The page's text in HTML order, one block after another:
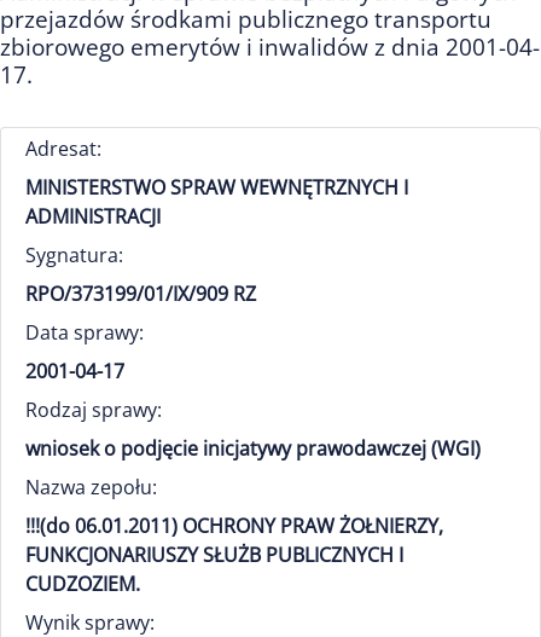
przejazdów środkami publicznego transportu
zbiorowego emerytów i inwalidów z dnia 2001-04-
17.
Adresat:
MINISTERSTWO SPRAW WEWNĘTRZNYCH I
ADMINISTRACJI
Sygnatura:
RPO/373199/01/IX/909 RZ
Data sprawy:
2001-04-17
Rodzaj sprawy:
wniosek o podjęcie inicjatywy prawodawczej (WGI)
Nazwa zepołu:
!!!(do 06.01.2011) OCHRONY PRAW ŻOŁNIERZY,
FUNKCJONARIUSZY SŁUŻB PUBLICZNYCH I
CUDZOZIEM.
Wynik sprawy: